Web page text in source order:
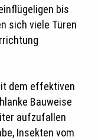
bis
sich viele Türen
dem effektiven
Bauweise
aufzufallen
Insekten vom